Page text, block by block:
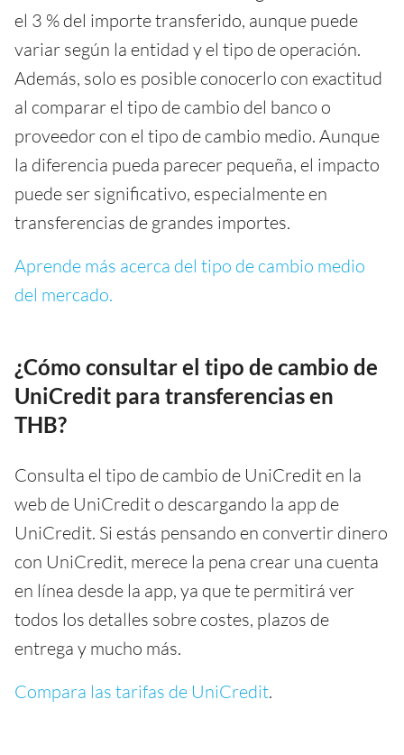
el 3 % del importe transferido, aunque puede
variar según la entidad y el tipo de operación.
Además, solo es posible conocerlo con exactitud
al comparar el tipo de cambio del banco o
proveedor con el tipo de cambio medio. Aunque
la diferencia pueda parecer pequeña, el impacto
puede ser significativo, especialmente en
transferencias de grandes importes.
Aprende más acerca del tipo de cambio medio
del mercado.
¿Cómo consultar el tipo de cambio de
UniCredit para transferencias en
THB?
Consulta el tipo de cambio de UniCredit en la
web de UniCredit o descargando la app de
UniCredit. Si estás pensando en convertir dinero
con UniCredit, merece la pena crear una cuenta
en línea desde la app, ya que te permitirá ver
todos los detalles sobre costes, plazos de
entrega y mucho más.
Compara las tarifas de UniCredit.